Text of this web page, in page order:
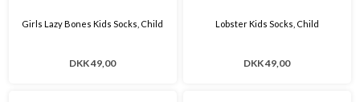
Girls Lazy Bones Kids Socks, Child
DKK 49,00
Lobster Kids Socks, Child
DKK 49,00